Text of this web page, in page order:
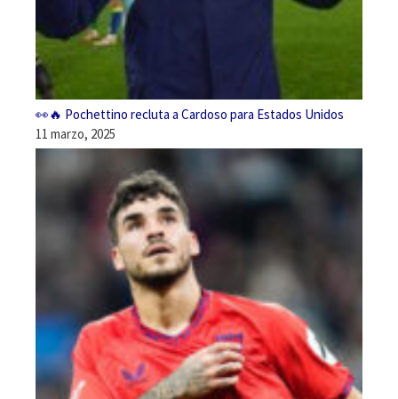
👀🔥 Pochettino recluta a Cardoso para Estados Unidos
11 marzo, 2025